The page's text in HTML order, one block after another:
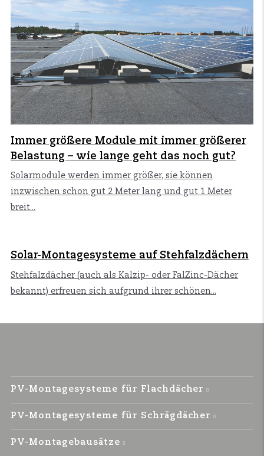
Immer größere Module mit immer größerer
Belastung – wie lange geht das noch gut?
Solarmodule werden immer größer, sie können
inzwischen schon gut 2 Meter lang und gut 1 Meter
breit...
Solar-Montagesysteme auf Stehfalzdächern
Stehfalzdächer (auch als Kalzip- oder FalZinc-Dächer
bekannt) erfreuen sich aufgrund ihrer schönen...
PV-Montagesysteme für Flachdächer
PV-Montagesysteme für Schrägdächer
PV-Montagebausätze